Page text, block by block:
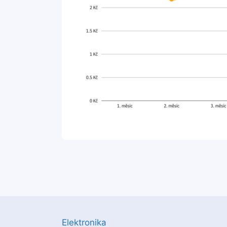
Elektronika